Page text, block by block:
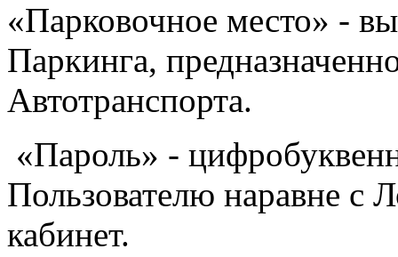
«Парковочное место» -
Паркинга,
Автотранспорта.
«Пароль» -
Пользователю наравне с
кабинет.